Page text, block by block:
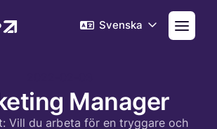
Svenska
Manager
Vill du arbeta för en tryggare och